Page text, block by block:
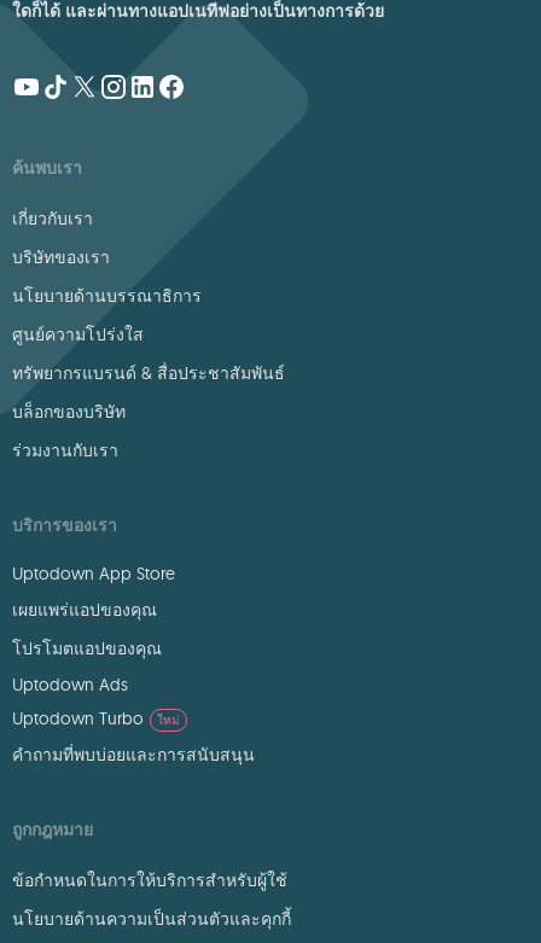
ใดก็ได้ และผ่านทางแอปเนทีฟอย่างเป็นทางการด้วย
ค้นพบเรา
เกี่ยวกับเรา
บริษัทของเรา
นโยบายด้านบรรณาธิการ
ศูนย์ความโปร่งใส
ทรัพยากรแบรนด์ & สื่อประชาสัมพันธ์
บล็อกของบริษัท
ร่วมงานกับเรา
บริการของเรา
Uptodown App Store
เผยแพร่แอปของคุณ
โปรโมตแอปของคุณ
Uptodown Ads
Uptodown Turbo
ใหม่
คำถามที่พบบ่อยและการสนับสนุน
ถูกกฎหมาย
ข้อกำหนดในการให้บริการสำหรับผู้ใช้
นโยบายด้านความเป็นส่วนตัวและคุกกี้